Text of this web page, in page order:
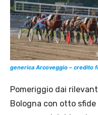
generica Arcoveggio – credito
Pomeriggio dai
Bologna con otto